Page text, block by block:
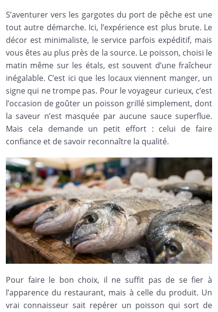
S’aventurer vers les gargotes du port de pêche est une
tout autre démarche. Ici, l’expérience est plus brute. Le
décor est minimaliste, le service parfois expéditif, mais
vous êtes au plus près de la source. Le poisson, choisi le
matin même sur les étals, est souvent d’une fraîcheur
inégalable. C’est ici que les locaux viennent manger, un
signe qui ne trompe pas. Pour le voyageur curieux, c’est
l’occasion de goûter un poisson grillé simplement, dont
la saveur n’est masquée par aucune sauce superflue.
Mais cela demande un petit effort : celui de faire
confiance et de savoir reconnaître la qualité.
Pour faire le bon choix, il ne suffit pas de se fier à
l’apparence du restaurant, mais à celle du produit. Un
vrai connaisseur sait repérer un poisson qui sort de